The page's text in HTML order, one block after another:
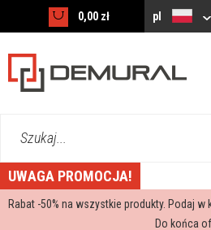
0,00 zł pl
Szukaj...
UWAGA PROMOCJA!
Rabat -50% na wszystkie produkty. Podaj w
Do końca